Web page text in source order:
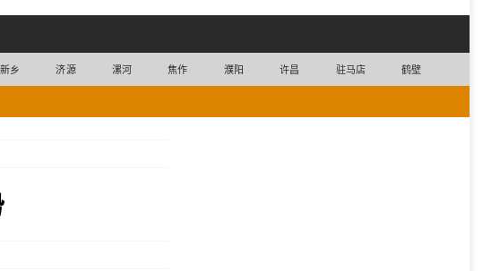
新乡 济源 漯河 焦作 濮阳 许昌 驻马店 鹤壁